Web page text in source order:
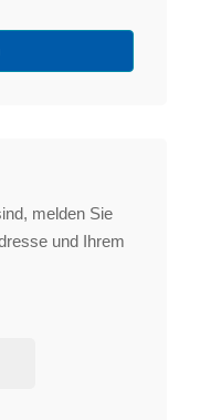
melden Sie
und Ihrem